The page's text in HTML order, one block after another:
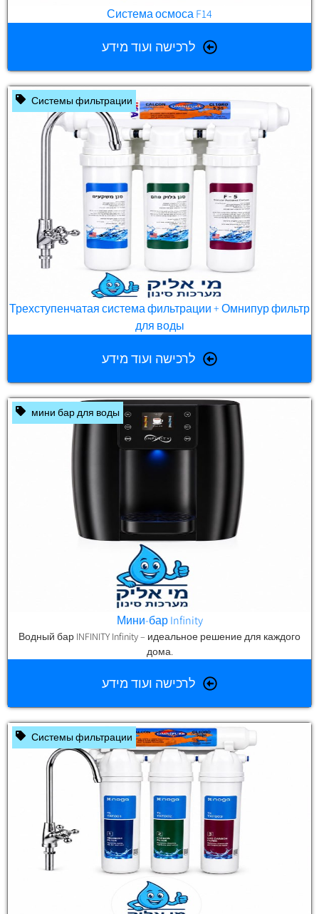
Система осмоса F14
לרכישה ועוד מידע
Системы фильтрации
Трехступенчатая система фильтрации + Омнипур фильтр
для воды
לרכישה ועוד מידע
мини бар для воды
Мини-бар Infinity
Водный бар INFINITY Infinity – идеальное решение для каждого
дома.
לרכישה ועוד מידע
Системы фильтрации